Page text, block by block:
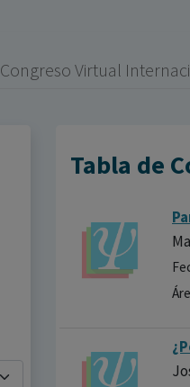
Congreso Virtual
Tabla de